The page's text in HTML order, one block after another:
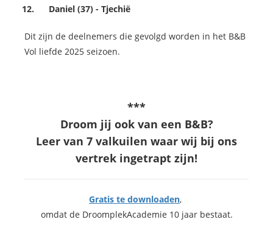
Daniel (37) - Tjechië
Dit zijn de deelnemers die gevolgd worden in het B&B
Vol liefde 2025 seizoen.
***
Droom jij ook van een B&B?
Leer van 7 valkuilen waar wij bij ons
vertrek ingetrapt zijn!
Gratis te downloaden,
omdat de DroomplekAcademie 10 jaar bestaat.